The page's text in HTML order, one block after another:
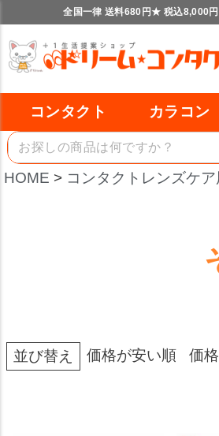
全国一律 送料680円★ 税込8,000
コンタクト カラコン
HOME コンタクトレンズケア
並び替え 価格が安い順 価